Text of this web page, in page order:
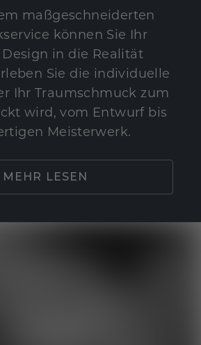
maßgeschneiderten
können Sie Ihr
Design in die Realität
Sie die individuelle
Ihr Traumschmuck zum
wird, vom Entwurf bis
Meisterwerk.
MEHR LESEN